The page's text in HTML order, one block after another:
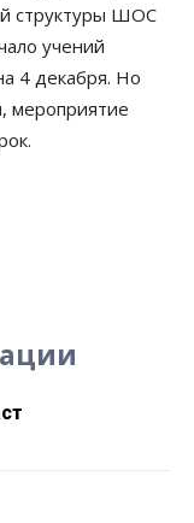
структуры ШОС
учений
4 декабря. Но
мероприятие